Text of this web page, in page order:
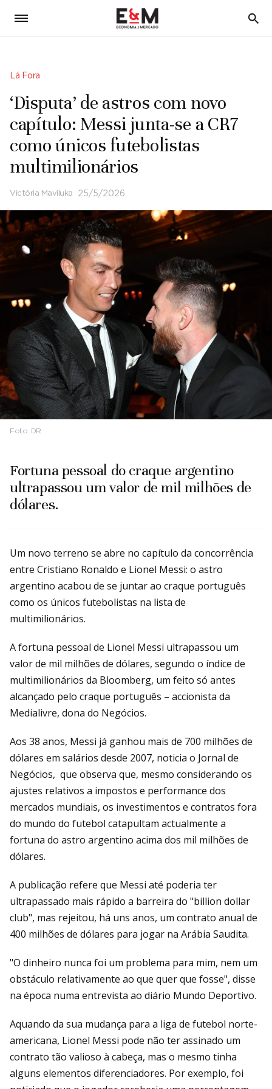
5
Lá Fora
‘Disputa’ de astros com novo
capítulo: Messi junta-se a CR7
como únicos futebolistas
multimilionários
Victória Maviluka 25/5/2026
Foto: DR
Fortuna pessoal do craque argentino
ultrapassou um valor de mil milhões de
dólares.
Um novo terreno se abre no capítulo da concorrência
entre Cristiano Ronaldo e Lionel Messi: o astro
argentino acabou de se juntar ao craque português
como os únicos futebolistas na lista de
multimilionários.
A fortuna pessoal de Lionel Messi ultrapassou um
valor de mil milhões de dólares, segundo o índice de
multimilionários da Bloomberg, um feito só antes
alcançado pelo craque português – accionista da
Medialivre, dona do Negócios.
Aos 38 anos, Messi já ganhou mais de 700 milhões de
dólares em salários desde 2007, noticia o Jornal de
Negócios, que observa que, mesmo considerando os
ajustes relativos a impostos e performance dos
mercados mundiais, os investimentos e contratos fora
do mundo do futebol catapultam actualmente a
fortuna do astro argentino acima dos mil milhões de
dólares.
A publicação refere que Messi até poderia ter
ultrapassado mais rápido a barreira do "billion dollar
club", mas rejeitou, há uns anos, um contrato anual de
400 milhões de dólares para jogar na Arábia Saudita.
"O dinheiro nunca foi um problema para mim, nem um
obstáculo relativamente ao que quer que fosse", disse
na época numa entrevista ao diário Mundo Deportivo.
Aquando da sua mudança para a liga de futebol norte-
americana, Lionel Messi pode não ter assinado um
contrato tão valioso à cabeça, mas o mesmo tinha
alguns elementos diferenciadores. Por exemplo, foi